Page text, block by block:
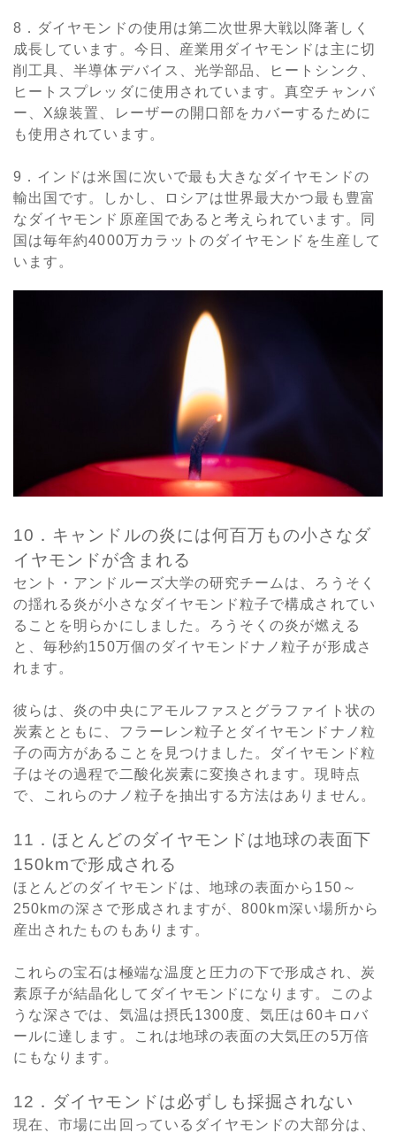
8．ダイヤモンドの使用は第二次世界大戦以降著しく
成長しています。今日、産業用ダイヤモンドは主に切
削工具、半導体デバイス、光学部品、ヒートシンク、
ヒートスプレッダに使用されています。真空チャンバ
ー、X線装置、レーザーの開口部をカバーするために
も使用されています。
9．インドは米国に次いで最も大きなダイヤモンドの
輸出国です。しかし、ロシアは世界最大かつ最も豊富
なダイヤモンド原産国であると考えられています。同
国は毎年約4000万カラットのダイヤモンドを生産して
います。
10．キャンドルの炎には何百万もの小さなダ
イヤモンドが含まれる
セント・アンドルーズ大学の研究チームは、ろうそく
の揺れる炎が小さなダイヤモンド粒子で構成されてい
ることを明らかにしました。ろうそくの炎が燃える
と、毎秒約150万個のダイヤモンドナノ粒子が形成さ
れます。
彼らは、炎の中央にアモルファスとグラファイト状の
炭素とともに、フラーレン粒子とダイヤモンドナノ粒
子の両方があることを見つけました。ダイヤモンド粒
子はその過程で二酸化炭素に変換されます。現時点
で、これらのナノ粒子を抽出する方法はありません。
11．ほとんどのダイヤモンドは地球の表面下
150kmで形成される
ほとんどのダイヤモンドは、地球の表面から150～
250kmの深さで形成されますが、800km深い場所から
産出されたものもあります。
これらの宝石は極端な温度と圧力の下で形成され、炭
素原子が結晶化してダイヤモンドになります。このよ
うな深さでは、気温は摂氏1300度、気圧は60キロバ
ールに達します。これは地球の表面の大気圧の5万倍
にもなります。
12．ダイヤモンドは必ずしも採掘されない
現在、市場に出回っているダイヤモンドの大部分は、